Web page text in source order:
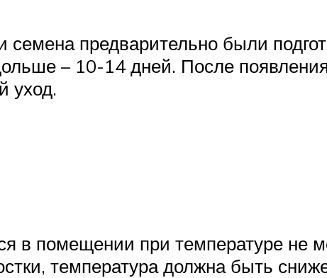
семена предварительно были
– 10-14 дней. После
уход.
в помещении при температуре не
температура должна быть